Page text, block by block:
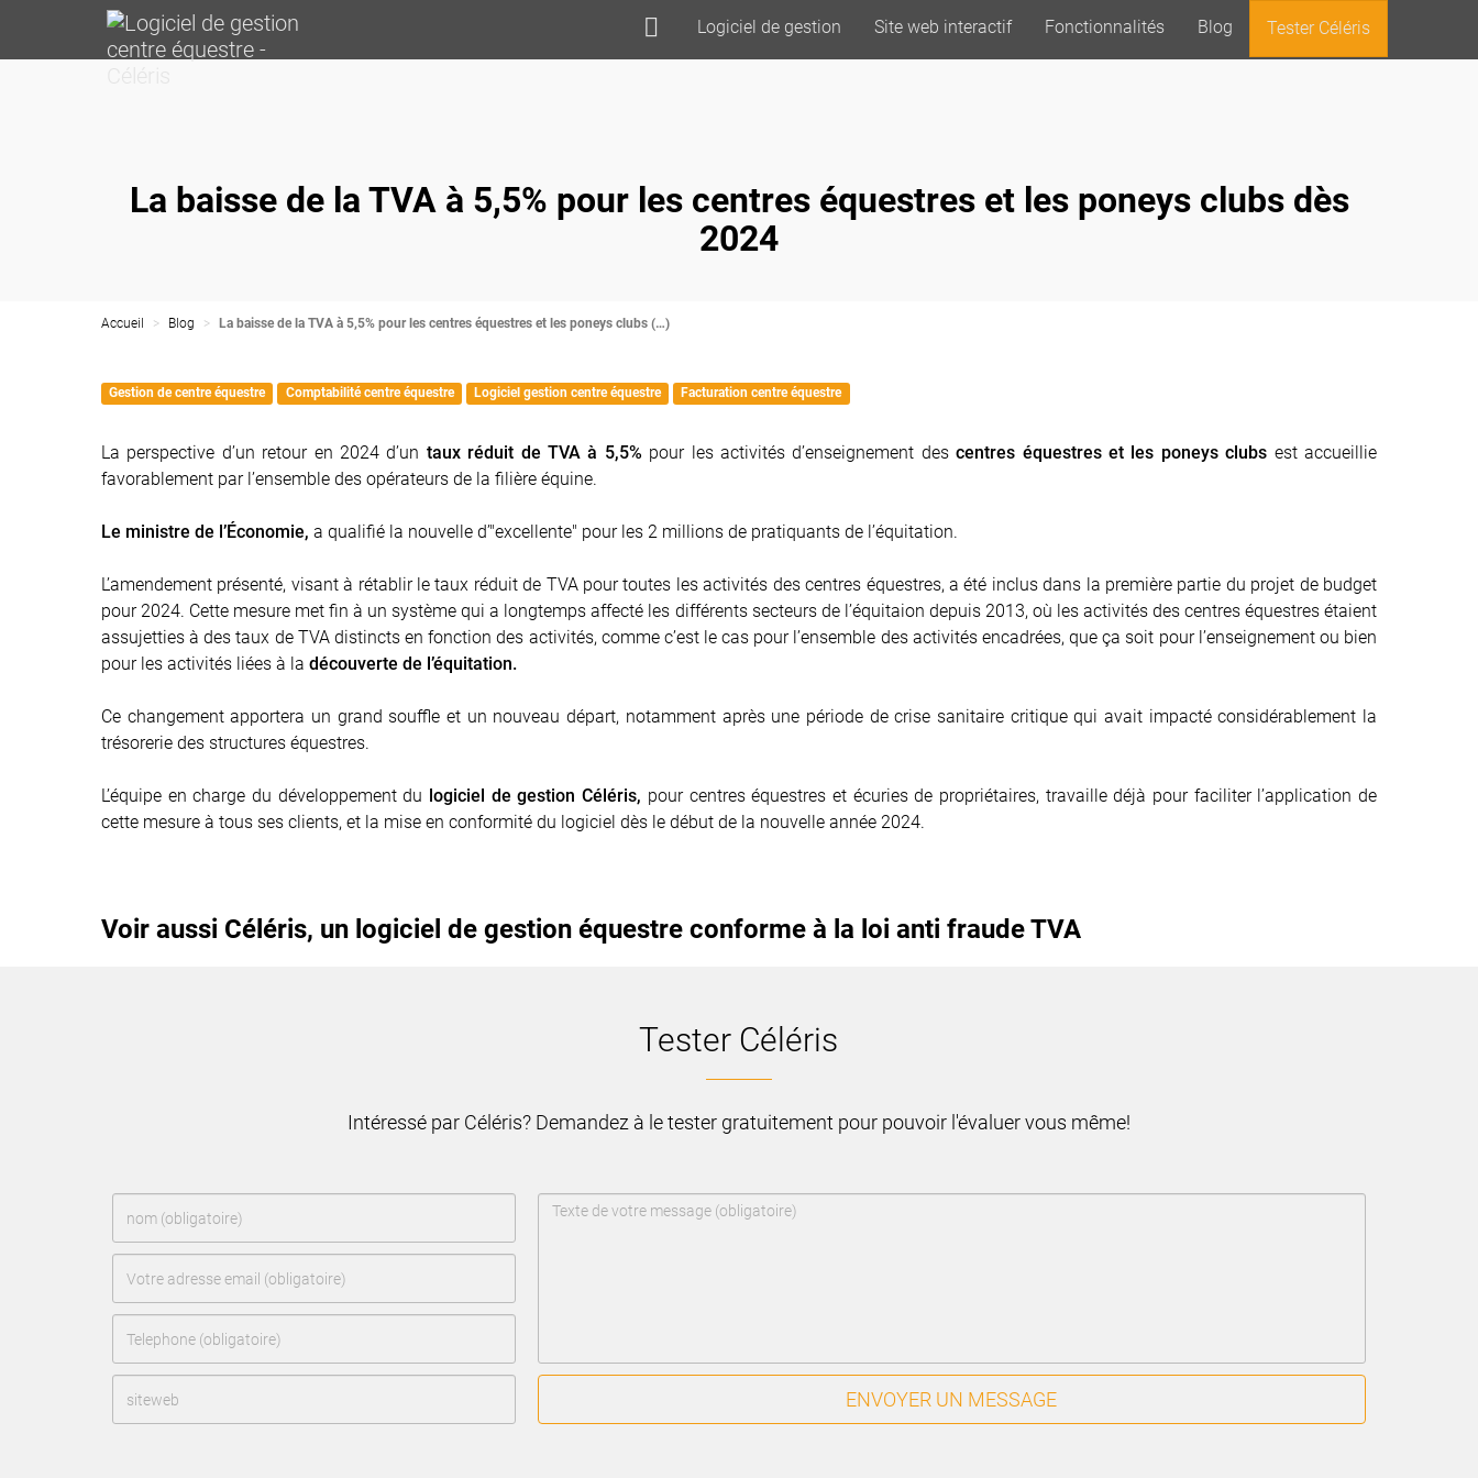
Logiciel de gestion Site web interactif Fonctionnalités Blog Tester Céléris
La baisse de la TVA à 5,5% pour les centres équestres et les poneys clubs dès
2024
Accueil Blog La baisse de la TVA à 5,5% pour les centres équestres et les poneys clubs (…)
Gestion de centre équestre Comptabilité centre équestre Logiciel gestion centre équestre Facturation centre équestre
La perspective d’un retour en 2024 d’un taux réduit de TVA à 5,5% pour les activités d’enseignement descentres équestreset les poneys clubs est accueillie
favorablement par l’ensemble des opérateurs de la filière équine.
Le ministre de l’Économie, a qualifié la nouvelle d’"excellente" pour les 2 millions de pratiquants de l’équitation.
L’amendement présenté, visant à rétablir le taux réduit de TVA pour toutes lesactivités des centres équestres, a été inclus dans la première partie du projet de budget
pour 2024. Cette mesure met fin à un système qui a longtemps affecté les différents secteurs de l’équitaion depuis 2013, où les activités des centres équestres étaient
assujetties à des taux de TVA distincts en fonction des activités, comme c’est le cas pour l’ensemble des activités encadrées, que ça soit pour l’enseignement ou bien
pour les activités liées à la découverte de l’équitation.
Ce changement apportera un grand souffle et un nouveau départ, notamment après une période de crise sanitaire critique qui avait impacté considérablement la
trésorerie des structures équestres.
L’équipe en charge du développement du logiciel de gestion Céléris, pour centres équestres et écuries de propriétaires, travaille déjà pour faciliter l’application de
cette mesure à tous ses clients, et la mise en conformité du logiciel dès le début de la nouvelle année 2024.
Voir aussi Céléris, un logiciel de gestion équestre conforme à la loi anti fraude TVA
Tester Céléris
Intéressé par Céléris? Demandez à le tester gratuitement pour pouvoir l'évaluer vous même!
ENVOYER UN MESSAGE